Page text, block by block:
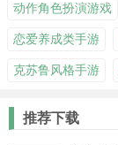
动作角色扮演游戏
恋爱养成类手游
克苏鲁风格手游
推荐下载